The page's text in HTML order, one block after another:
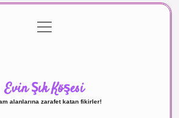
Gizlilik Politikası
menüyü
aç
Evin Şık Köşesi
alanlarına zarafet katan fikirler!